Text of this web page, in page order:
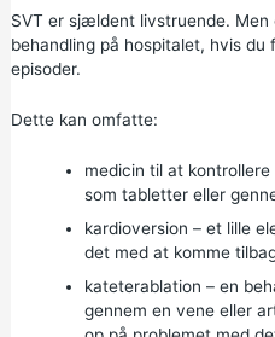
SVT er sjældent livstruende. Men
behandling på hospitalet, hvis
episoder.
Dette kan omfatte:
medicin til at
som tabletter eller
kardioversion – et lille
det med at komme
kateterablation – en
gennem en vene eller